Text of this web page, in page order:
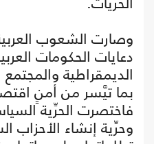
وصارت الشعوب
دعايات الحكومات
الديمقراطية
بما تيَّسر من أمنٍ
فاختصرت الحرِّية
وحرِّية إنشاء الأحزاب